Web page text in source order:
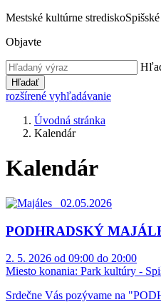
Mestské kultúrne stredisko
Objavte
Hľadať
rozšírené vyhľadávanie
Úvodná stránka
Kalendár
Kalendár
PODHRADSKÝ
2. 5. 2026 od 09:00 do 20:00
Miesto konania: Park kultúry -
Srdečne Vás pozývame na